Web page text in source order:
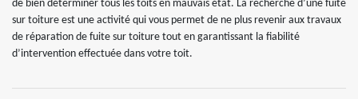
de bien déterminer tous les toits en mauvais état. La recherche d’une fuite
sur toiture est une activité qui vous permet de ne plus revenir aux travaux
de réparation de fuite sur toiture tout en garantissant la fiabilité
d’intervention effectuée dans votre toit.